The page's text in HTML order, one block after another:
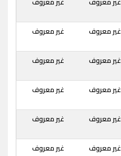
غير معروف غير معروف
غير معروف غير معروف
غير معروف غير معروف
غير معروف غير معروف
غير معروف غير معروف